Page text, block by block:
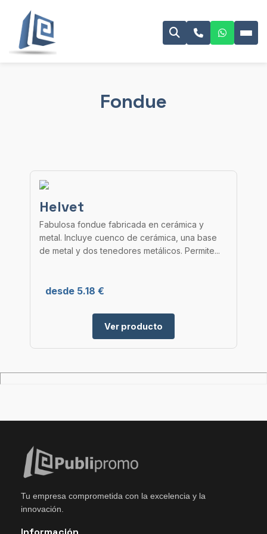
Fondue
Helvet
Fabulosa fondue fabricada en cerámica y
metal. Incluye cuenco de cerámica, una base
de metal y dos tenedores metálicos. Permite...
desde 5.18 €
Ver producto
Tu empresa comprometida con la excelencia y la
innovación.